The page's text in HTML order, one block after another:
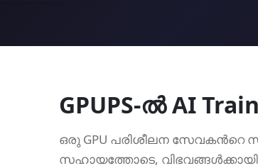
GPUPS-ല്‍ AI
ഒരു GPU പരിശീലന
സഹായത്തോടെ, വിഭവങ്ങൾക്കായി